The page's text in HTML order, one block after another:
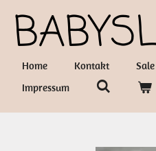
Zum
Hauptinhalt
springen
Home Kontakt Sale
Impressum